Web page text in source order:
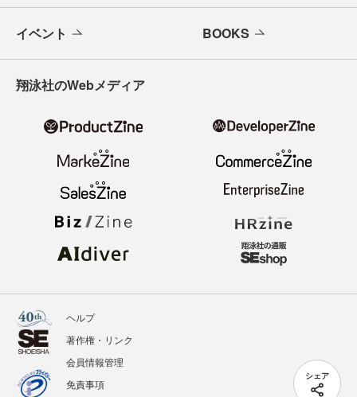
シェア
イベント BOOKS
翔泳社のWebメディア
ヘルプ
著作権・リンク
会員情報管理
免責事項